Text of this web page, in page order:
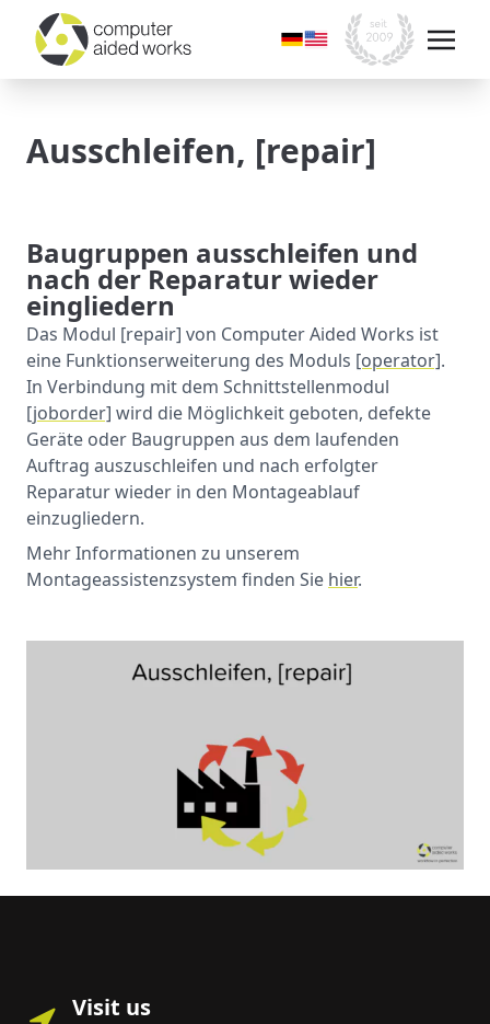
Ausschleifen, [repair]
Baugruppen ausschleifen und
nach der Reparatur wieder
eingliedern
Das Modul [repair] von Computer Aided Works ist
eine Funktionserweiterung des Moduls [operator].
In Verbindung mit dem Schnittstellenmodul
[joborder] wird die Möglichkeit geboten, defekte
Geräte oder Baugruppen aus dem laufenden
Auftrag auszuschleifen und nach erfolgter
Reparatur wieder in den Montageablauf
einzugliedern.
Mehr Informationen zu unserem
Montageassistenzsystem finden Sie hier.
Visit us